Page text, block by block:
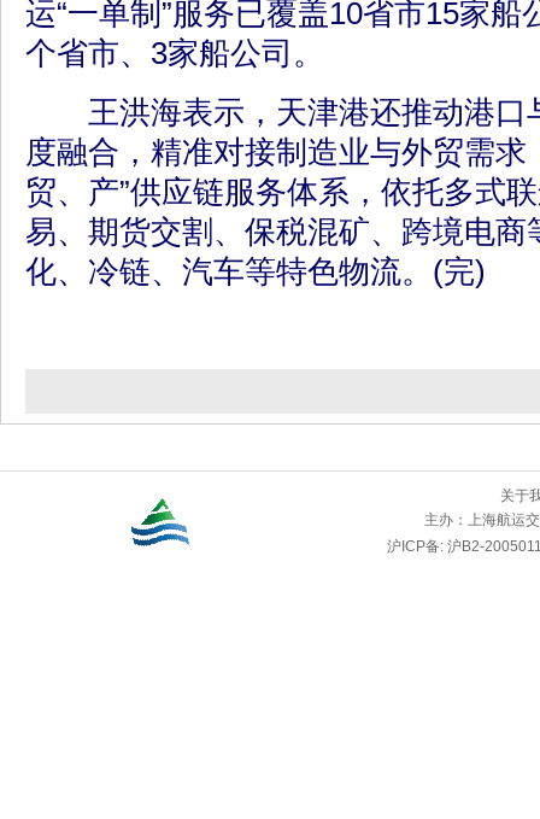
运“一单制”服务已覆盖10省市15家船
个省市、3家船公司。
王洪海表示，天津港还推动港口
度融合，精准对接制造业与外贸需求
贸、产”供应链服务体系，依托多式
易、期货交割、保税混矿、跨境电商
化、冷链、汽车等特色物流。(完)
关于
主办： 上海航运
沪ICP备: 沪B2-